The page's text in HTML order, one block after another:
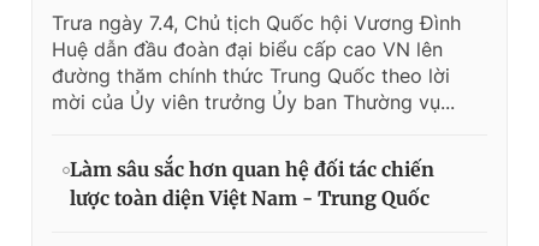
Trưa ngày 7.4, Chủ tịch Quốc hội Vương Đình
Huệ dẫn đầu đoàn đại biểu cấp cao VN lên
đường thăm chính thức Trung Quốc theo lời
mời của Ủy viên trưởng Ủy ban Thường vụ...
Làm sâu sắc hơn quan hệ đối tác chiến
lược toàn diện Việt Nam - Trung Quốc